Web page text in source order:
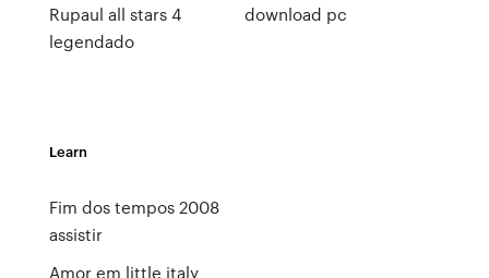
Rupaul all stars 4
legendado
download pc
Learn
Fim dos tempos 2008
assistir
Amor em little italy